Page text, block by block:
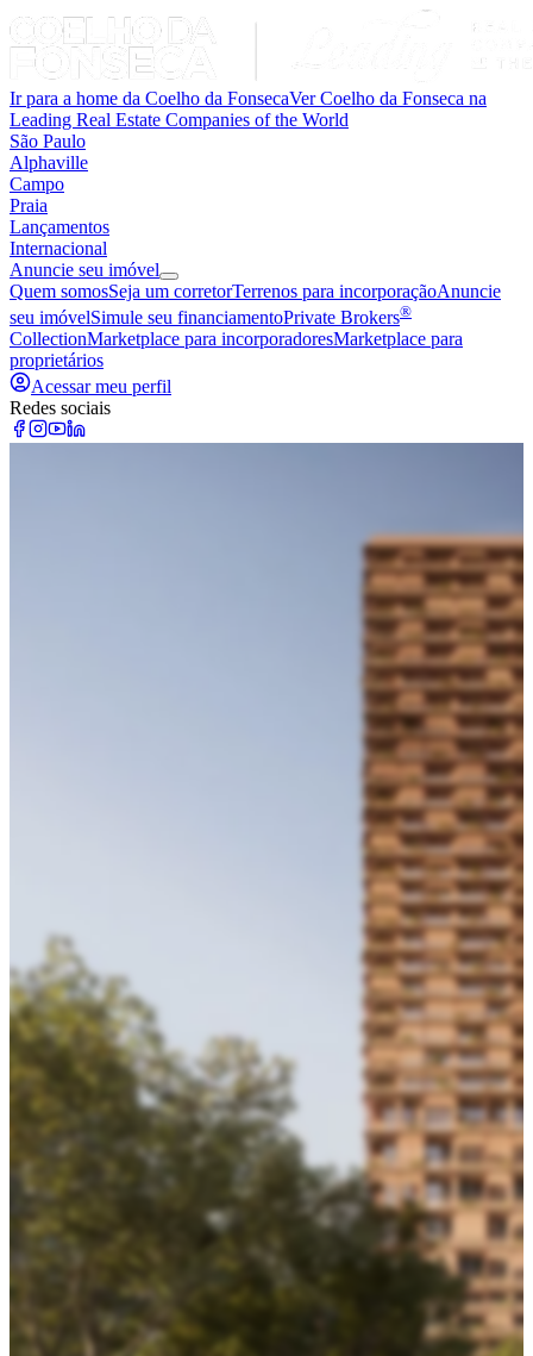
Ir para a home da Coelho da FonsecaVer Coelho da Fonseca na
Leading Real Estate Companies of the World
São Paulo
Alphaville
Campo
Praia
Lançamentos
Internacional
Anuncie seu imóvel
Quem somosSeja um corretorTerrenos para incorporaçãoAnuncie
seu imóvelSimule seu financiamentoPrivate Brokers®
CollectionMarketplace para incorporadoresMarketplace para
proprietários
Acessar meu perfil
Redes sociais